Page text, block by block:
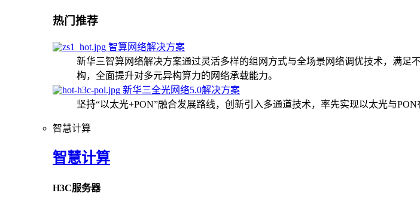
热门推荐
智算网络解决方案
新华三智算网络解决方案通过灵活多样的组网方式与全场景网络调优技术，满
构，全面提升对多元异构算力的网络承载能力。
新华三全光网络5.0解决方案
坚持“以太光+PON”融合发展路线，创新引入多通道技术，率先实现以太光与PON
智慧计算
智慧计算
H3C服务器